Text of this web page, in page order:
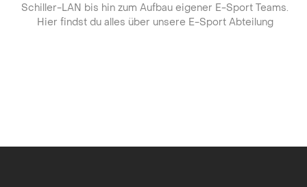
Schiller-LAN bis hin zum Aufbau eigener E-Sport Teams.
Hier findst du alles über unsere E-Sport Abteilung